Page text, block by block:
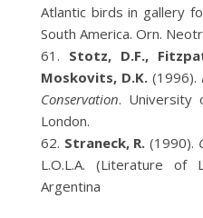
Atlantic birds in gallery
South America. Orn.
Stotz, D.F.,
Moskovits, D.K. (1996).
Conservation. University
London.
Straneck, R. (1990).
L.O.L.A. (Literature of
Argentina